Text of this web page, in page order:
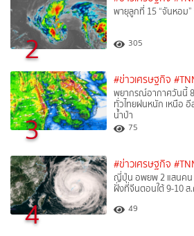
2
พายุลูกที่ 15 “จันหอม
305
3
#ข่าวเศรษฐกิจ
พยากรณ์อากาศวันนี้
ทั่วไทยฝนหนัก เหนือ
น้ำป่า
75
4
#ข่าวเศรษฐกิจ
ญี่ปุ่น อพยพ 2 แสนคน
ฝั่งที่จีนตอนใต้ 9-10 ส
49